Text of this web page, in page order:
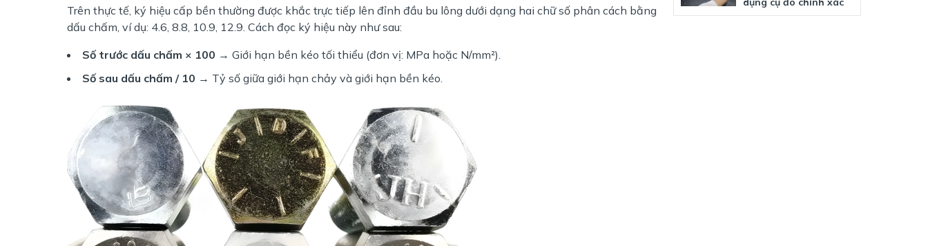
Trên thực tế, ký hiệu cấp bền thường được khắc trực tiếp lên đỉnh đầu bu lông dưới dạng hai chữ số phân cách bằng
dấu chấm, ví dụ: 4.6, 8.8, 10.9, 12.9. Cách đọc ký hiệu này như sau:
Số trước dấu chấm × 100 → Giới hạn bền kéo tối thiểu (đơn vị: MPa hoặc N/mm²).
Số sau dấu chấm / 10 → Tỷ số giữa giới hạn chảy và giới hạn bền kéo.